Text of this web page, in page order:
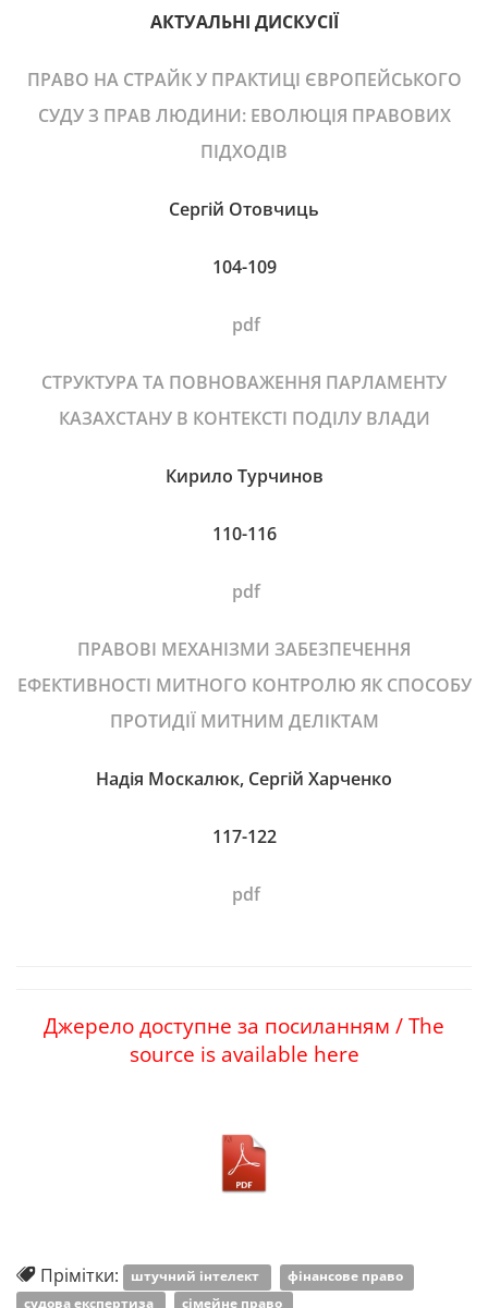
АКТУАЛЬНІ ДИСКУСІЇ
ПРАВО НА СТРАЙК У ПРАКТИЦІ ЄВРОПЕЙСЬКОГО
СУДУ З ПРАВ ЛЮДИНИ: ЕВОЛЮЦІЯ ПРАВОВИХ
ПІДХОДІВ
Сергій Отовчиць
104-109
pdf
СТРУКТУРА ТА ПОВНОВАЖЕННЯ ПАРЛАМЕНТУ
КАЗАХСТАНУ В КОНТЕКСТІ ПОДІЛУ ВЛАДИ
Кирило Турчинов
110-116
pdf
ПРАВОВІ МЕХАНІЗМИ ЗАБЕЗПЕЧЕННЯ
ЕФЕКТИВНОСТІ МИТНОГО КОНТРОЛЮ ЯК СПОСОБУ
ПРОТИДІЇ МИТНИМ ДЕЛІКТАМ
Надія Москалюк, Сергій Харченко
117-122
pdf
Джерело доступне за посиланням / The
source is available here
Прімітки: штучний інтелект
фінансове право
судова експертиза
сімейне право